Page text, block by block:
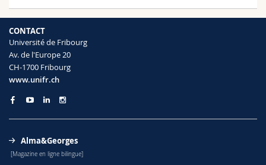
CONTACT
Université de Fribourg
Av. de l'Europe 20
CH-1700 Fribourg
www.unifr.ch
Alma&Georges
[Magazine en ligne bilingue]